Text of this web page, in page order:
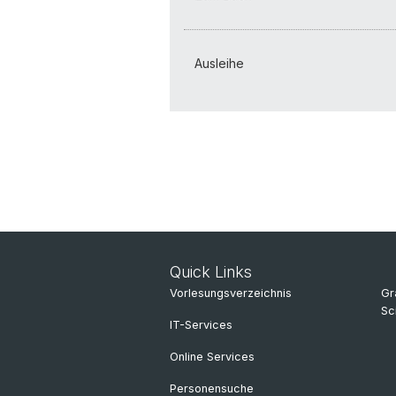
Ausleihe
Quick Links
Vorlesungsverzeichnis
IT-Services
Online Services
Personensuche